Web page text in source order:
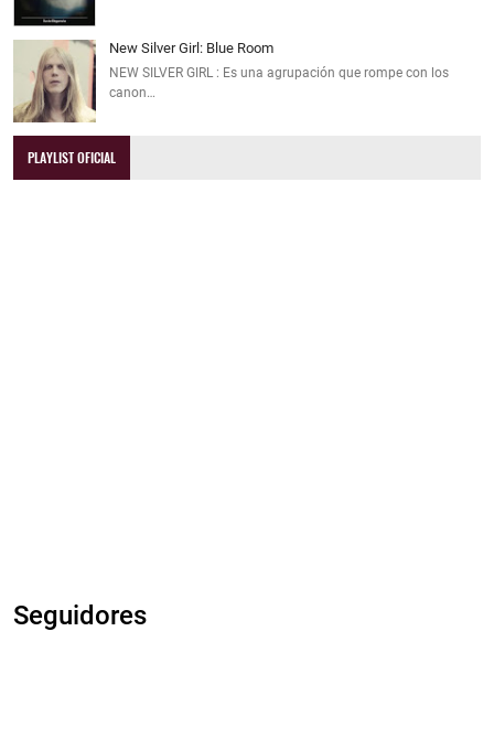
New Silver Girl: Blue Room
NEW SILVER GIRL : Es una agrupación que rompe con los
canon…
PLAYLIST OFICIAL
Seguidores